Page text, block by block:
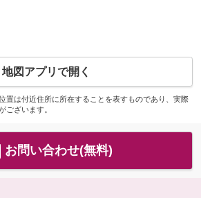
地図アプリで開く
置は付近住所に所在することを表すものであり、実際
ございます。
お問い合わせ(無料)